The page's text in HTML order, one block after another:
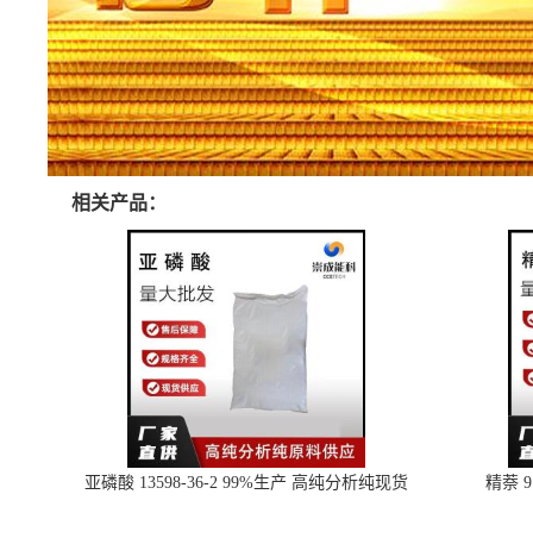
相关产品：
亚磷酸 13598-36-2 99%生产 高纯分析纯现货 精萘